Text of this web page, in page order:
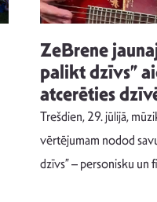
ZeBrene
palikt dzīvs”
atcerēties
Trešdien, 29. jūlijā,
vērtējumam nodod
dzīvs” – personisku un